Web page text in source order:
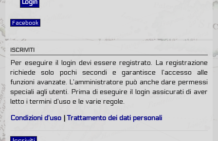
Facebook
ISCRIVITI
Per eseguire il login devi essere registrato. La registrazione
richiede solo pochi secondi e garantisce l’accesso alle
funzioni avanzate. L’amministratore può anche dare permessi
speciali agli utenti. Prima di eseguire il login assicurati di aver
letto i termini d’uso e le varie regole.
Condizioni d’uso |Trattamento dei dati personali